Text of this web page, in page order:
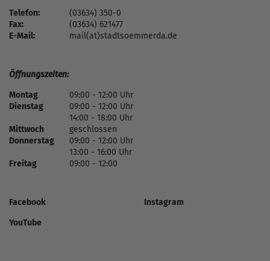
Telefon:
(03634) 350-0
Fax:
(03634) 621477
E-Mail:
mail(at)stadtsoemmerda.de
Öffnungszeiten:
Montag
09:00 - 12:00 Uhr
Dienstag
09:00 - 12:00 Uhr
14:00 - 18:00 Uhr
Mittwoch
geschlossen
Donnerstag
09:00 - 12:00 Uhr
13:00 - 16:00 Uhr
Freitag
09:00 - 12:00
Facebook
Instagram
YouTube